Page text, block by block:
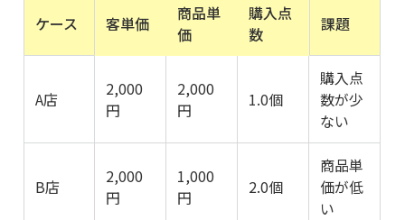
ケース 客単価
商品単
価
購入点
数
課題
A店
2,000
円
2,000
円
1.0個
購入点
数が少
ない
B店
2,000
円
1,000
円
2.0個
商品単
価が低
い